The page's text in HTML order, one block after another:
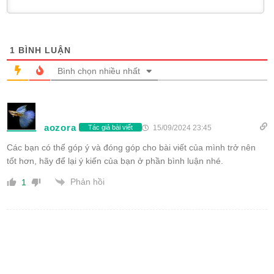
1 BÌNH LUẬN
Bình chọn nhiều nhất
aozora Tác giả bài viết 15/09/2024 23:45
Các bạn có thể góp ý và đóng góp cho bài viết của mình trở nên
tốt hơn, hãy để lại ý kiến của bạn ở phần bình luận nhé.
1 Phản hồi